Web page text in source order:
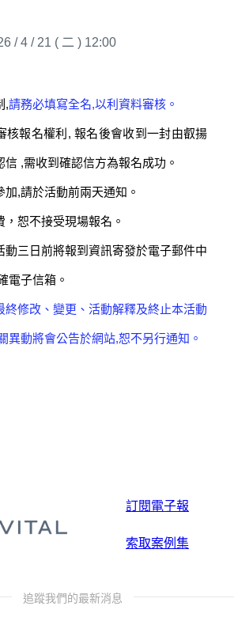
/ 4 / 21 ( 二 ) 12:00
,請務必填寫全名,以利資料審核。
核報名權利, 報名後會收到一封由叡揚
信 ,需收到確認信方為報名成功。
加,請於活動前兩天通知。
恕不接受現場報名。
動三日前將報到資訊寄發於電子郵件中
電子信箱。
終修改、變更、活動解釋及終止本活動
異動將會公告於網站,恕不另行通知。
訂閱電子報
索取案例集
追蹤我們的最新消息